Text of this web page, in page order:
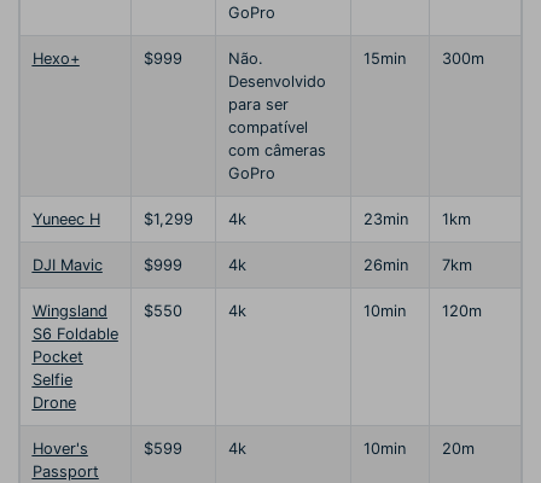
GoPro
Hexo+ $999
Não.
Desenvolvido
para ser
compatível
com câmeras
GoPro
15min 300m
Yuneec H $1,299 4k 23min 1km
DJI Mavic $999 4k 26min 7km
Wingsland
S6 Foldable
Pocket
Selfie
Drone
$550 4k 10min 120m
Hover's
Passport
$599 4k 10min 20m